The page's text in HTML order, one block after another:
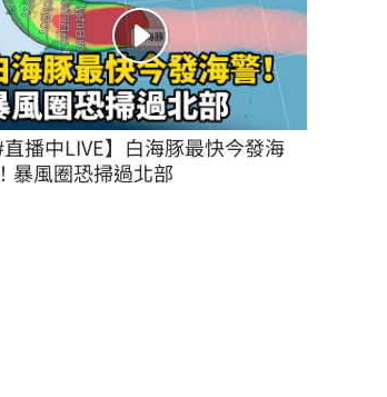
#直播中LIVE】白海豚最快今發海
暴風圈恐掃過北部